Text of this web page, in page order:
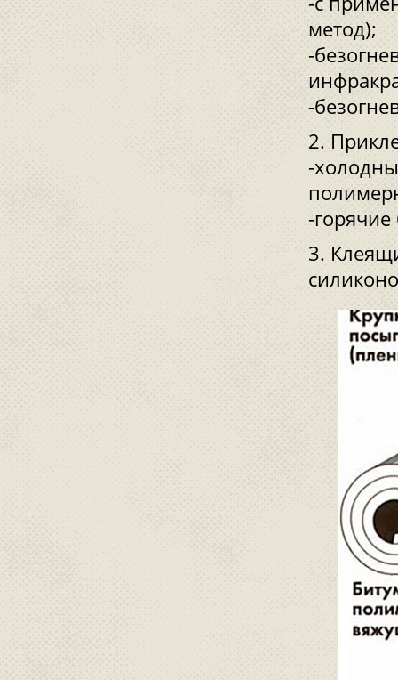
метод);
-
-
-
-